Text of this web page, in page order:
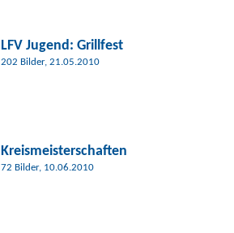
LFV Jugend: Grillfest
202 Bilder, 21.05.2010
Kreismeisterschaften
72 Bilder, 10.06.2010